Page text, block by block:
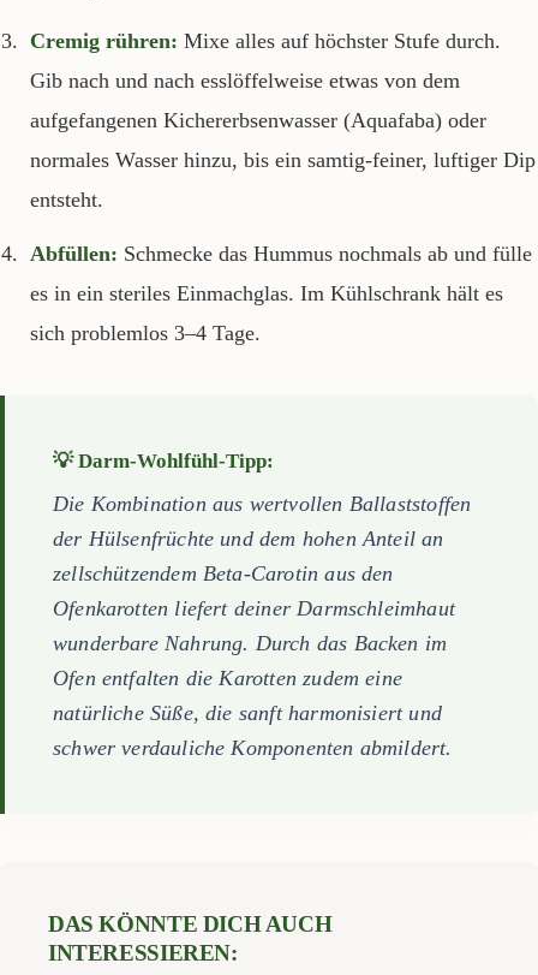
Cremig rühren: Mixe alles auf höchster Stufe durch.
Gib nach und nach esslöffelweise etwas von dem
aufgefangenen Kichererbsenwasser (Aquafaba) oder
normales Wasser hinzu, bis ein samtig-feiner, luftiger Dip
entsteht.
Abfüllen: Schmecke das Hummus nochmals ab und fülle
es in ein steriles Einmachglas. Im Kühlschrank hält es
sich problemlos 3–4 Tage.
💡 Darm-Wohlfühl-Tipp:
Die Kombination aus wertvollen Ballaststoffen
der Hülsenfrüchte und dem hohen Anteil an
zellschützendem Beta-Carotin aus den
Ofenkarotten liefert deiner Darmschleimhaut
wunderbare Nahrung. Durch das Backen im
Ofen entfalten die Karotten zudem eine
natürliche Süße, die sanft harmonisiert und
schwer verdauliche Komponenten abmildert.
DAS KÖNNTE DICH AUCH
INTERESSIEREN: